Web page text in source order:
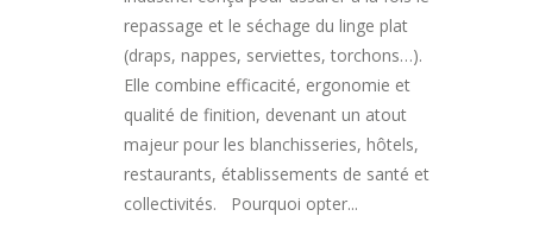
repassage et le séchage du linge plat
(draps, nappes, serviettes, torchons…).
Elle combine efficacité, ergonomie et
qualité de finition, devenant un atout
majeur pour les blanchisseries, hôtels,
restaurants, établissements de santé et
collectivités. Pourquoi opter...